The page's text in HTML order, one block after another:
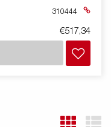
310444
€517,34